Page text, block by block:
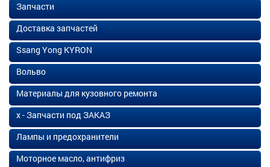
Запчасти
Доставка запчастей
Ssang Yong KYRON
Вольво
Материалы для кузовного ремонта
х - Запчасти под ЗАКАЗ
Лампы и предохранители
Моторное масло, антифриз